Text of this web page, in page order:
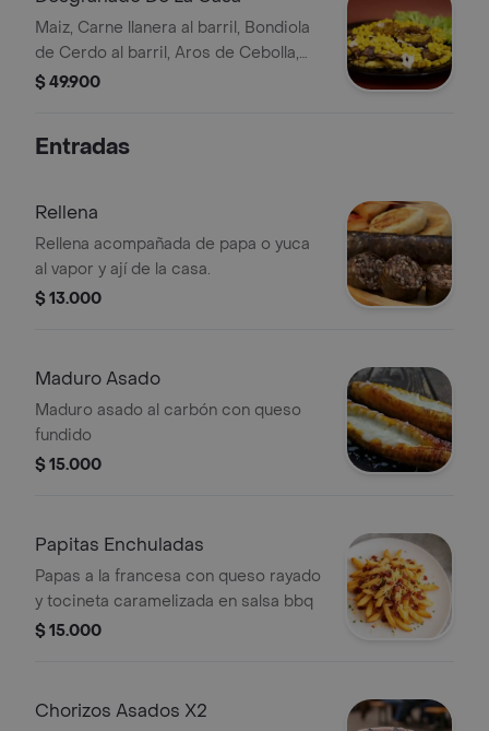
Maiz, Carne llanera al barril, Bondiola
de Cerdo al barril, Aros de Cebolla,
queso doble crema, Papas a la
$ 49.900
Entradas
Rellena
Rellena acompañada de papa o yuca
al vapor y ají de la casa.
$ 13.000
Maduro Asado
Maduro asado al carbón con queso
fundido
$ 15.000
Papitas Enchuladas
Papas a la francesa con queso rayado
y tocineta caramelizada en salsa bbq
$ 15.000
Chorizos Asados X2